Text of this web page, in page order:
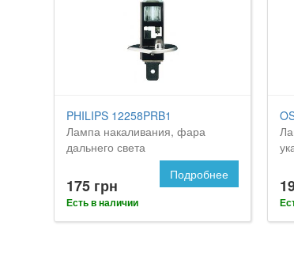
PHILIPS 12258PRB1
Лампа накаливания, фара
дальнего света
175 грн
Есть в наличии
Подробнее